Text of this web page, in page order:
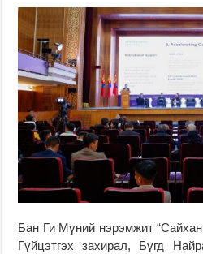
Бан Ги Мүний нэрэмжит
Гүйцэтгэх захирал, Бүгд